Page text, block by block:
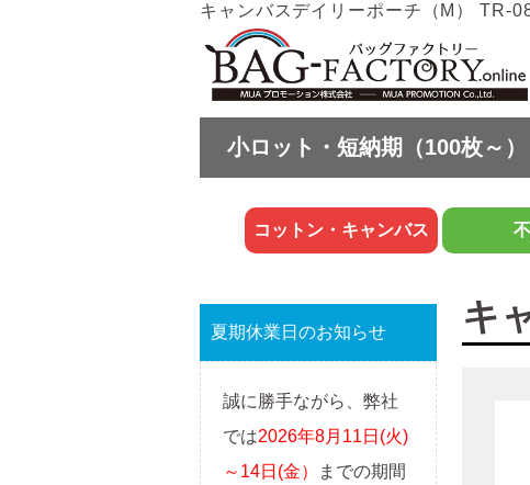
キャンバスデイリーポーチ（M） TR-
小ロット・短納期（100枚～）
コットン・キャンバス
キ
夏期休業日のお知らせ
誠に勝手ながら、弊社
では2026年8月11日(火)
～14日(金）
までの期間